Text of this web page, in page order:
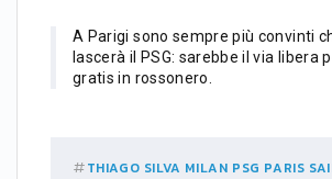
A Parigi sono sempre più convinti
lascerà il PSG: sarebbe il via libera
gratis in rossonero.
THIAGO SILVA MILAN PSG PARIS